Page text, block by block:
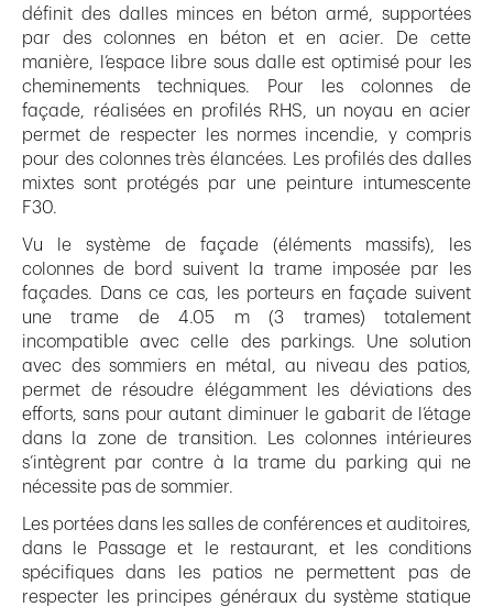
définit des dalles minces en béton armé, supportées
par des colonnes en béton et en acier. De cette
manière, l’espace libre sous dalle est optimisé pour les
cheminements techniques. Pour les colonnes de
façade, réalisées en profilés RHS, un noyau en acier
permet de respecter les normes incendie, y compris
pour des colonnes très élancées. Les profilés des dalles
mixtes sont protégés par une peinture intumescente
F30.
Vu le système de façade (éléments massifs), les
colonnes de bord suivent la trame imposée par les
façades. Dans ce cas, les porteurs en façade suivent
une trame de 4.05 m (3 trames) totalement
incompatible avec celle des parkings. Une solution
avec des sommiers en métal, au niveau des patios,
permet de résoudre élégamment les déviations des
efforts, sans pour autant diminuer le gabarit de l’étage
dans la zone de transition. Les colonnes intérieures
s’intègrent par contre à la trame du parking qui ne
nécessite pas de sommier.
Les portées dans les salles de conférences et auditoires,
dans le Passage et le restaurant, et les conditions
spécifiques dans les patios ne permettent pas de
respecter les principes généraux du système statique